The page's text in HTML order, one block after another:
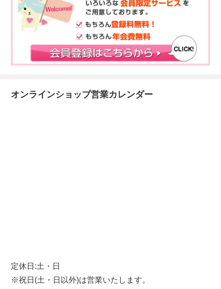
オンラインショップ営業カレンダー
定休日:土・日
※祝日(土・日以外)は営業いたします。